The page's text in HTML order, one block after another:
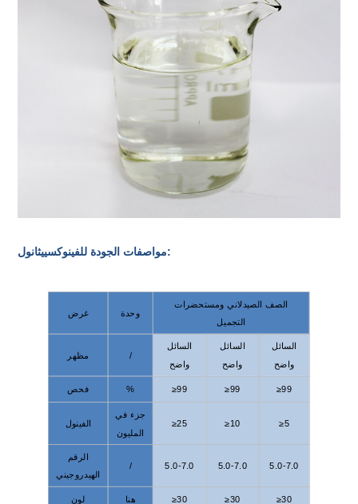
مواصفات الجودة للفينوكسييثانول:
غرض وحدة
الصف الصيدلاني ومستحضرات
التجميل
مظهر /
السائل
واضح
السائل
واضح
السائل
واضح
فحص % ≥99 ≥99 ≥99
الفينول
جزء في
المليون
≥25 ≥10 ≥5
الرقم
الهيدروجيني
/ 5.0-7.0 5.0-7.0 5.0-7.0
لون هنا ≥30 ≥30 ≥30